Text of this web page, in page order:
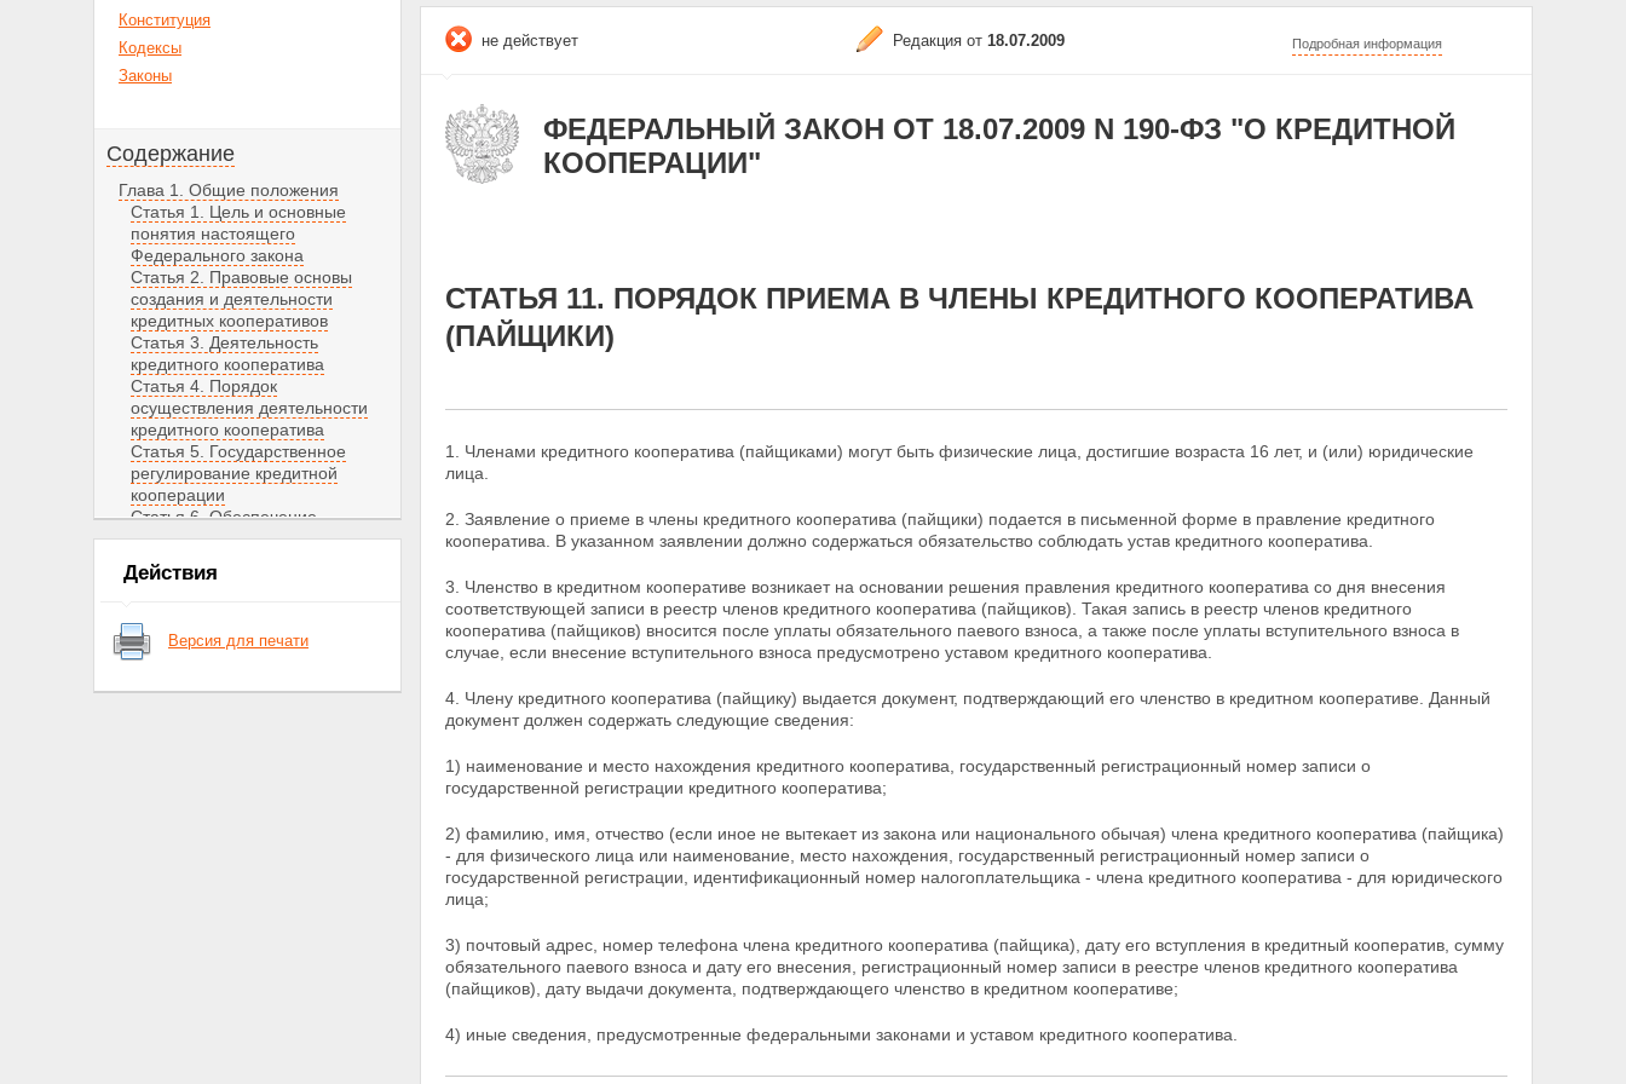
Конституция
Кодексы
Законы
Содержание
Глава 1. Общие положения
Статья 1. Цель и основные
понятия настоящего
Федерального закона
Статья 2. Правовые основы
создания и деятельности
кредитных кооперативов
Статья 3. Деятельность
кредитного кооператива
Статья 4. Порядок
осуществления деятельности
кредитного кооператива
Статья 5. Государственное
регулирование кредитной
кооперации
Статья 6. Обеспечение
финансовой устойчивости
кредитного кооператива
Глава 2. СОЗДАНИЕ,
ЛИКВИДАЦИЯ КРЕДИТНОГО
КООПЕРАТИВА
государственная регистрация
Действия
Версия для печати
не действует Редакция от 18.07.2009 Подробная информация
ФЕДЕРАЛЬНЫЙ ЗАКОН ОТ 18.07.2009 N 190-ФЗ "О КРЕДИТНОЙ
КООПЕРАЦИИ"
СТАТЬЯ 11. ПОРЯДОК ПРИЕМА В ЧЛЕНЫ КРЕДИТНОГО КООПЕРАТИВА
(ПАЙЩИКИ)
1. Членами кредитного кооператива (пайщиками) могут быть физические лица, достигшие возраста 16 лет, и (или) юридические
лица.
2. Заявление о приеме в члены кредитного кооператива (пайщики) подается в письменной форме в правление кредитного
кооператива. В указанном заявлении должно содержаться обязательство соблюдать устав кредитного кооператива.
3. Членство в кредитном кооперативе возникает на основании решения правления кредитного кооператива со дня внесения
соответствующей записи в реестр членов кредитного кооператива (пайщиков). Такая запись в реестр членов кредитного
кооператива (пайщиков) вносится после уплаты обязательного паевого взноса, а также после уплаты вступительного взноса в
случае, если внесение вступительного взноса предусмотрено уставом кредитного кооператива.
4. Члену кредитного кооператива (пайщику) выдается документ, подтверждающий его членство в кредитном кооперативе. Данный
документ должен содержать следующие сведения:
1) наименование и место нахождения кредитного кооператива, государственный регистрационный номер записи о
государственной регистрации кредитного кооператива;
2) фамилию, имя, отчество (если иное не вытекает из закона или национального обычая) члена кредитного кооператива (пайщика)
- для физического лица или наименование, место нахождения, государственный регистрационный номер записи о
государственной регистрации, идентификационный номер налогоплательщика - члена кредитного кооператива - для юридического
лица;
3) почтовый адрес, номер телефона члена кредитного кооператива (пайщика), дату его вступления в кредитный кооператив, сумму
обязательного паевого взноса и дату его внесения, регистрационный номер записи в реестре членов кредитного кооператива
(пайщиков), дату выдачи документа, подтверждающего членство в кредитном кооперативе;
4) иные сведения, предусмотренные федеральными законами и уставом кредитного кооператива.